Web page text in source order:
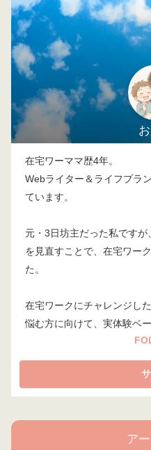
在宅ワーママ歴4年。
Webライター＆ライフプラ
ています。
元・3日坊主だった私ですが
を見直すことで、在宅ワー
た。
在宅ワークにチャレンジし
悩む方に向けて、実体験ベ
ア